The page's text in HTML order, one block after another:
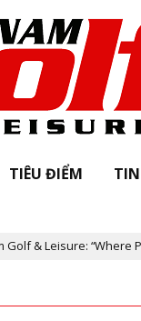
TIÊU ĐIỂM
Prestige Meets